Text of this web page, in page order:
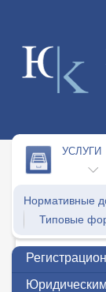
УСЛУГИ
Нормативные
Типовые